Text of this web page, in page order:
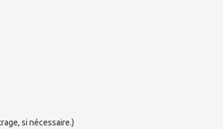
si nécessaire.)